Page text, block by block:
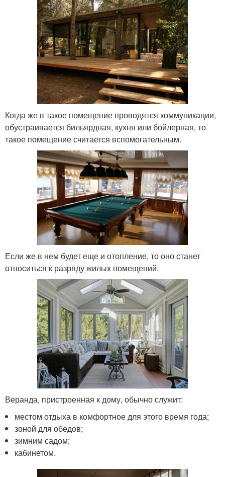
Когда же в такое помещение проводятся коммуникации,
обустраивается бильярдная, кухня или бойлерная, то
такое помещение считается вспомогательным.
Если же в нем будет еще и отопление, то оно станет
относиться к разряду жилых помещений.
Веранда, пристроенная к дому, обычно служит:
местом отдыха в комфортное для этого время года;
зоной для обедов;
зимним садом;
кабинетом.